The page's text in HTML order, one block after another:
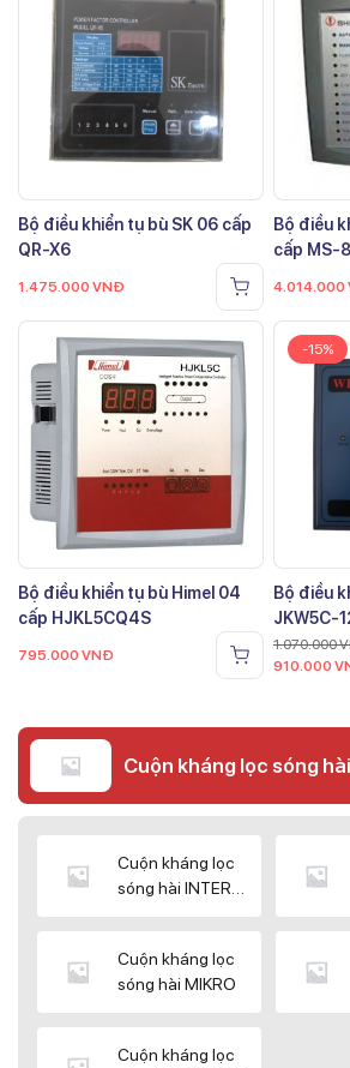
Bộ điều khiển tụ bù SK 06 cấp
QR-X6
1.475.000 VNĐ
Bộ điều
cấp MS-
4.014.000
Bộ điều khiển tụ bù Himel 04
cấp HJKL5CQ4S
795.000 VNĐ
-15%
Bộ điều
JKW5C-
1.070.000
910.000
Cuộn kháng lọc sóng hài
Cuộn kháng lọc
sóng hài INTER
Cuộn kháng lọc
sóng hài MIKRO
Cuộn kháng lọc